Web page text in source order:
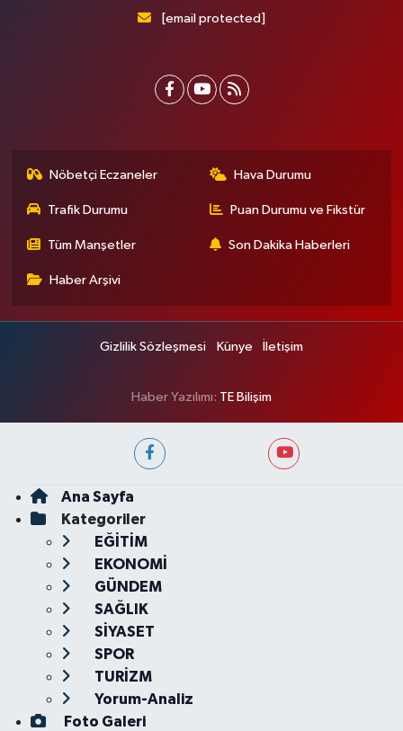
[email protected]
Nöbetçi Eczaneler Hava Durumu
Trafik Durumu Puan Durumu ve Fikstür
Tüm Manşetler Son Dakika Haberleri
Haber Arşivi
Gizlilik Sözleşmesi Künye İletişim
Haber Yazılımı: TE Bilişim
Ana Sayfa
Kategoriler
EĞİTİM
EKONOMİ
GÜNDEM
SAĞLIK
SİYASET
SPOR
TURİZM
Yorum-Analiz
Foto Galeri